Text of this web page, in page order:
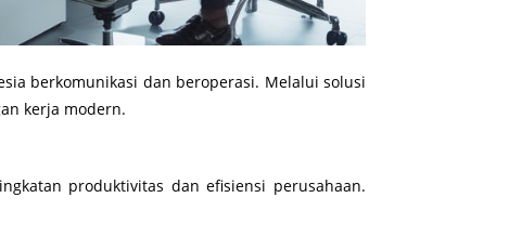
berkomunikasi dan beroperasi. Melalui solusi
kerja modern.
produktivitas dan efisiensi perusahaan.